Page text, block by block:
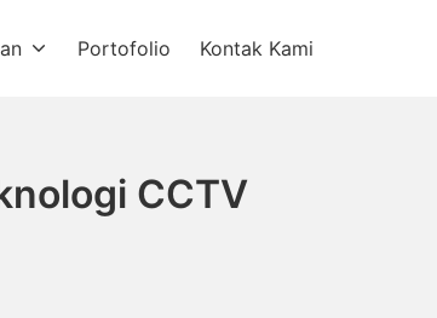
Portofolio Kontak Kami
CCTV